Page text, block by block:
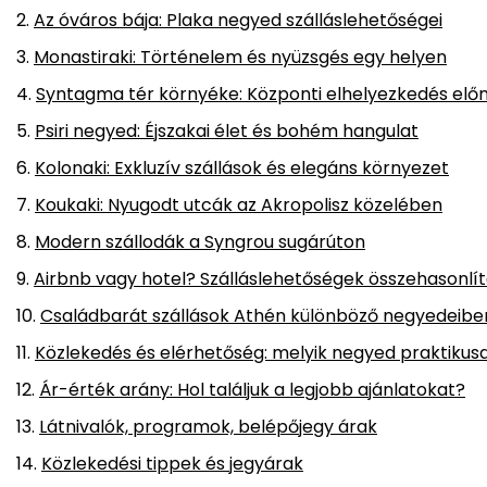
Az óváros bája: Plaka negyed szálláslehetőségei
Monastiraki: Történelem és nyüzsgés egy helyen
Syntagma tér környéke: Központi elhelyezkedés
Psiri negyed: Éjszakai élet és bohém hangulat
Kolonaki: Exkluzív szállások és elegáns környezet
Koukaki: Nyugodt utcák az Akropolisz közelében
Modern szállodák a Syngrou sugárúton
Airbnb vagy hotel? Szálláslehetőségek
Családbarát szállások Athén különböző
Közlekedés és elérhetőség: melyik negyed
Ár-érték arány: Hol találjuk a legjobb ajánlatokat?
Látnivalók, programok, belépőjegy árak
Közlekedési tippek és jegyárak